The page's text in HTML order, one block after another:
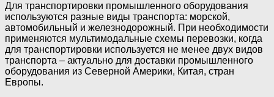
Для транспортировки промышленного оборудования
используются разные виды транспорта: морской,
автомобильный и железнодорожный. При необходимости
применяются мультимодальные схемы перевозки, когда
для транспортировки используется не менее двух видов
транспорта – актуально для доставки промышленного
оборудования из Северной Америки, Китая, стран
Европы.